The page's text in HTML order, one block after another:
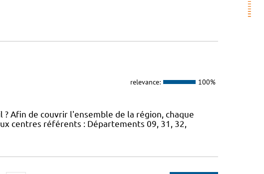
relevance: 100%
Afin de couvrir l'ensemble de la région, chaque
centres référents : Départements 09, 31, 32,